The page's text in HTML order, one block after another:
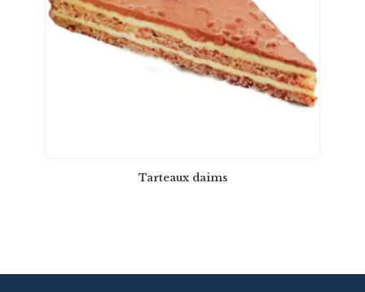
Tarteaux daims